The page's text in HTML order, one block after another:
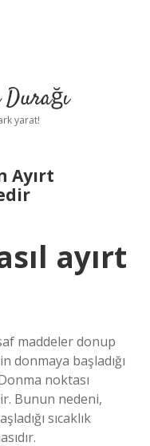
yarat!
Ayırt
ayırt
maddeler donup
donmaya başladığı
noktası
Bunun nedeni,
sıcaklık